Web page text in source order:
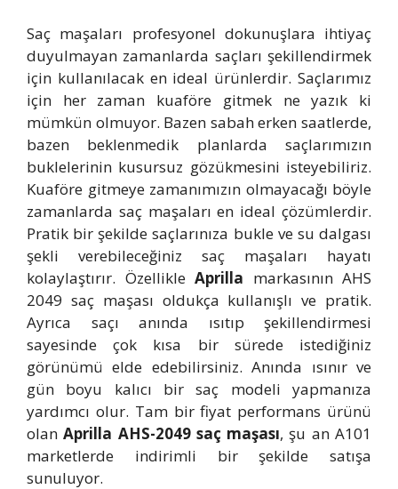
Saç maşaları profesyonel dokunuşlara ihtiyaç
duyulmayan zamanlarda saçları şekillendirmek
için kullanılacak en ideal ürünlerdir. Saçlarımız
için her zaman kuaföre gitmek ne yazık ki
mümkün olmuyor. Bazen sabah erken saatlerde,
bazen beklenmedik planlarda saçlarımızın
buklelerinin kusursuz gözükmesini isteyebiliriz.
Kuaföre gitmeye zamanımızın olmayacağı böyle
zamanlarda saç maşaları en ideal çözümlerdir.
Pratik bir şekilde saçlarınıza bukle ve su dalgası
şekli verebileceğiniz saç maşaları hayatı
kolaylaştırır. Özellikle Aprilla markasının AHS
2049 saç maşası oldukça kullanışlı ve pratik.
Ayrıca saçı anında ısıtıp şekillendirmesi
sayesinde çok kısa bir sürede istediğiniz
görünümü elde edebilirsiniz. Anında ısınır ve
gün boyu kalıcı bir saç modeli yapmanıza
yardımcı olur. Tam bir fiyat performans ürünü
olanAprilla AHS-2049 saç maşası, şu an A101
marketlerde indirimli bir şekilde satışa
sunuluyor.